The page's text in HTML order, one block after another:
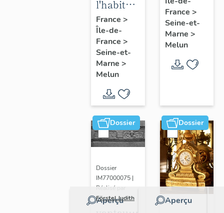
l'habitat
à Melun
France >
Île-de-
France >
Seine-et-
Marne >
Melun
de
Melun
France >
Seine-et-
Marne >
Melun
Dossier
Aperçu
Dossier
IM77000075 |
Réalisé par
Förstel Judith
Dossier
Aperçu